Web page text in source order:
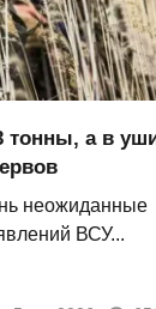
тонны, а в
неожиданные
ВСУ...